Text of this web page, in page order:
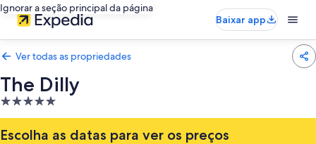
Ignorar a seção principal da página
Baixar app
Ver todas as propriedades
The Dilly
Propriedade
5.0
estrelas
Escolha as datas para ver os preços